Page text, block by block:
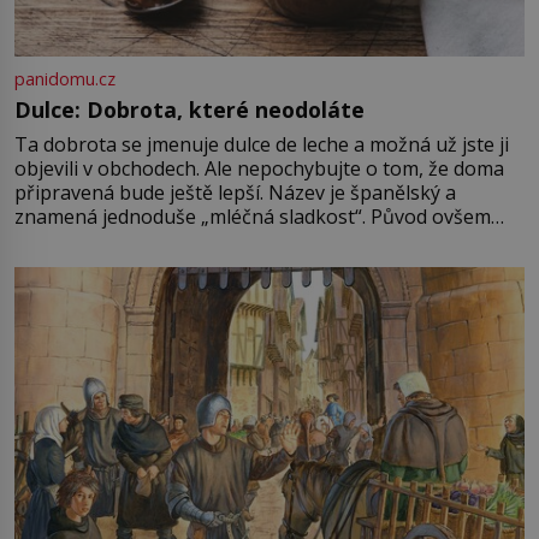
panidomu.cz
Dulce: Dobrota, které neodoláte
Ta dobrota se jmenuje dulce de leche a možná už jste ji
objevili v obchodech. Ale nepochybujte o tom, že doma
připravená bude ještě lepší. Název je španělský a
znamená jednoduše „mléčná sladkost“. Původ ovšem
pře hned několik latinskoamerických zemí a k tomu
Francie, kde se traduje,